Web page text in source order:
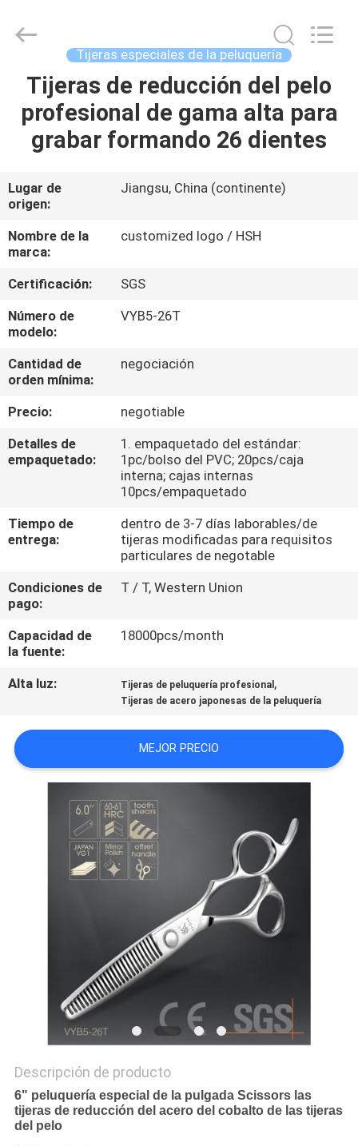
HOGAR
PRODUCTOS
SOBRE
NOSOTROS
VIAJE
DE
LA
DE
CALIDAD
EN
CON
PIDA
UNA
CITA
MAPA
DEL
PRIVACY
POLICY
Jincheng
Scissors
Tijeras especiales de la peluquería
Tijeras de reducción del pelo
profesional de gama alta para
grabar formando 26 dientes
Lugar de
origen:
Jiangsu, China (continente)
Nombre de la
marca:
customized logo / HSH
Certificación:
SGS
Número de
modelo:
VYB5-26T
Cantidad de
orden mínima:
negociación
Precio:
negotiable
Detalles de
empaquetado:
1. empaquetado del estándar:
1pc/bolso del PVC; 20pcs/caja
interna; cajas internas
10pcs/empaquetado
Tiempo de
entrega:
dentro de 3-7 días laborables/de
tijeras modificadas para requisitos
particulares de negotable
Condiciones de
pago:
T / T, Western Union
Capacidad de
la fuente:
18000pcs/month
Alta luz: Tijeras de peluquería profesional ,
Tijeras de acero japonesas de la peluquería
MEJOR PRECIO
Descripción de producto
6" peluquería especial de la pulgada Scissors las
tijeras de reducción del acero del cobalto de las tijeras
del pelo